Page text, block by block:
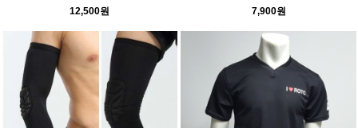
12,500원
7,900원